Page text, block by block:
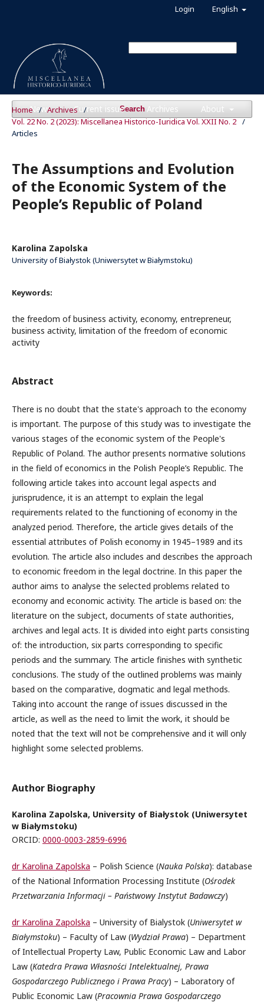
News Current issue Archives About
Search
English
Login
Home / Archives /
Vol. 22 No. 2 (2023): Miscellanea Historico-Iuridica Vol. XXII No. 2 /
Articles
The Assumptions and Evolution
of the Economic System of the
People’s Republic of Poland
Karolina Zapolska
University of Białystok (Uniwersytet w Białymstoku)
Keywords:
the freedom of business activity, economy, entrepreneur,
business activity, limitation of the freedom of economic
activity
Abstract
There is no doubt that the state's approach to the economy
is important. The purpose of this study was to investigate the
various stages of the economic system of the People's
Republic of Poland. The author presents normative solutions
in the field of economics in the Polish People’s Republic. The
following article takes into account legal aspects and
jurisprudence, it is an attempt to explain the legal
requirements related to the functioning of economy in the
analyzed period. Therefore, the article gives details of the
essential attributes of Polish economy in 1945–1989 and its
evolution. The article also includes and describes the approach
to economic freedom in the legal doctrine. In this paper the
author aims to analyse the selected problems related to
economy and economic activity. The article is based on: the
literature on the subject, documents of state authorities,
archives and legal acts. It is divided into eight parts consisting
of: the introduction, six parts corresponding to specific
periods and the summary. The article finishes with synthetic
conclusions. The study of the outlined problems was mainly
based on the comparative, dogmatic and legal methods.
Taking into account the range of issues discussed in the
article, as well as the need to limit the work, it should be
noted that the text will not be comprehensive and it will only
highlight some selected problems.
Author Biography
Karolina Zapolska, University of Białystok (Uniwersytet
w Białymstoku)
ORCID: 0000-0003-2859-6996
dr Karolina Zapolska – Polish Science (Nauka Polska): database
of the National Information Processing Institute (Ośrodek
Przetwarzania Informacji – Państwowy Instytut Badawczy)
dr Karolina Zapolska – University of Bialystok (Uniwersytet w
Białymstoku) – Faculty of Law (Wydział Prawa) – Department
of Intellectual Property Law, Public Economic Law and Labor
Law (Katedra Prawa Własności Intelektualnej, Prawa
Gospodarczego Publicznego i Prawa Pracy) – Laboratory of
Public Economic Law (Pracownia Prawa Gospodarczego